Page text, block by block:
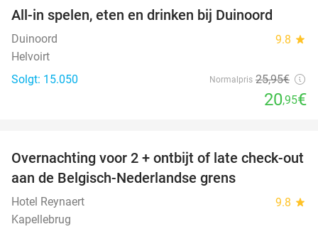
All-in spelen, eten en drinken bij Duinoord
Duinoord 9.8 star
Helvoirt
Solgt: 15.050
Normalpris 25,95€
20,95€
45%
Overnachting voor 2 + ontbijt of late check-out
aan de Belgisch-Nederlandse grens
Hotel Reynaert 9.8 star
Kapellebrug